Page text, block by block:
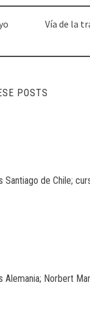
Vía de la
POSTS
Santiago de Chile;
Alemania; Norbert